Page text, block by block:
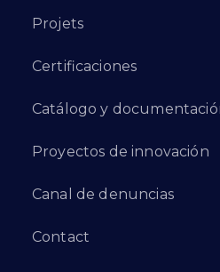
Projets
Certificaciones
Catálogo y
Proyectos de innovación
Canal de denuncias
Contact